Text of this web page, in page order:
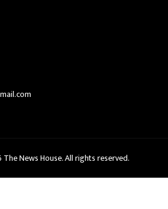
News House. All rights reserved.